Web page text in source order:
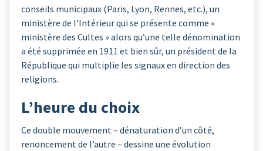
conseils municipaux (Paris, Lyon, Rennes, etc.), un
ministère de l’Intérieur qui se présente comme «
ministère des Cultes » alors qu’une telle dénomination
a été supprimée en 1911 et bien sûr, un président de la
République qui multiplie les signaux en direction des
religions.
L’heure du choix
Ce double mouvement – dénaturation d’un côté,
renoncement de l’autre – dessine une évolution